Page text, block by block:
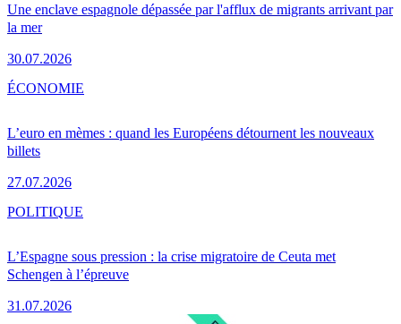
Une enclave espagnole dépassée par l'afflux de migrants arrivant par
la mer
30.07.2026
L’euro en mèmes : quand les Européens détournent les nouveaux
billets
27.07.2026
ÉCONOMIE
L’Espagne sous pression : la crise migratoire de Ceuta met
Schengen à l’épreuve
31.07.2026
POLITIQUE